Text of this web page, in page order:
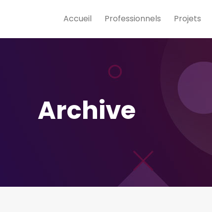
Accueil Professionnels Projets
Archive